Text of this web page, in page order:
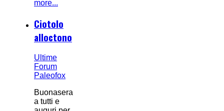
more...
Ciotolo
alloctono
Ultime
Forum
Paleofox
Buonasera
a tutti e